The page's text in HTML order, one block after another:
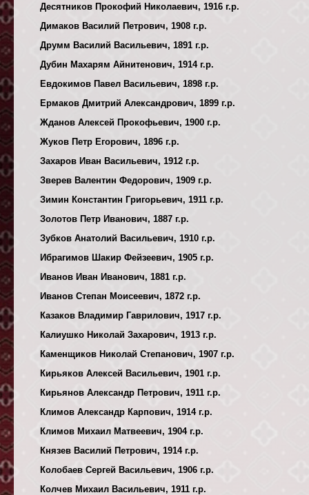
Десятников Прокофий Николаевич, 1916 г.р.
Димаков Василий Петрович, 1908 г.р.
Друмм Василий Васильевич, 1891 г.р.
Дубин Махарям Айнитенович, 1914 г.р.
Евдокимов Павел Васильевич, 1898 г.р.
Ермаков Дмитрий Александрович, 1899 г.р.
Жданов Алексей Прокофьевич, 1900 г.р.
Жуков Петр Егорович, 1896 г.р.
Захаров Иван Васильевич, 1912 г.р.
Зверев Валентин Федорович, 1909 г.р.
Зимин Константин Григорьевич, 1911 г.р.
Золотов Петр Иванович, 1887 г.р.
Зубков Анатолий Васильевич, 1910 г.р.
Ибрагимов Шакир Фейзеевич, 1905 г.р.
Иванов Иван Иванович, 1881 г.р.
Иванов Степан Моисеевич, 1872 г.р.
Казаков Владимир Гаврилович, 1917 г.р.
Калиушко Николай Захарович, 1913 г.р.
Каменщиков Николай Степанович, 1907 г.р.
Кирьяков Алексей Васильевич, 1901 г.р.
Кирьянов Александр Петрович, 1911 г.р.
Климов Александр Карпович, 1914 г.р.
Климов Михаил Матвеевич, 1904 г.р.
Князев Василий Петрович, 1914 г.р.
Колобаев Сергей Васильевич, 1906 г.р.
Колчев Михаил Васильевич, 1911 г.р.